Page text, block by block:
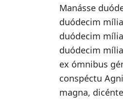
Manásse
duódecim
duódecim
duódecim
ex ómnibus
conspéctu
magna,